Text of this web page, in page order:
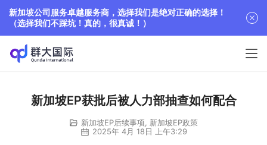
新加坡EP获批后被人力部抽查如何配合
新加坡EP后续事项
新加坡EP政策
2025年 4月 18日 上午3:29
新加坡公司服务卓越服务商，选择我们是绝对正确的选择！
（选择我们不踩坑！真的，很真诚！）